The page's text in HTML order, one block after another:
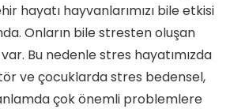
hayatı hayvanlarımızı bile etkisi
Onların bile stresten oluşan
Bu nedenle stres hayatımızda
ve çocuklarda stres bedensel,
çok önemli problemlere